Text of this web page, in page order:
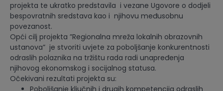
projekta te ukratko predstavila i vezane Ugovore o dodjeli
bespovratnih sredstava kao i njihovu međusobnu
povezanost.
Opći cilj projekta ”Regionalna mreža lokalnih obrazovnih
ustanova” je stvoriti uvjete za poboljšanje konkurentnosti
odraslih polaznika na tržištu rada radi unapređenja
njihovog ekonomskog i socijalnog statusa.
Očekivani rezultati projekta su:
Poboljšanje ključnih i drugih kompetencija odraslih